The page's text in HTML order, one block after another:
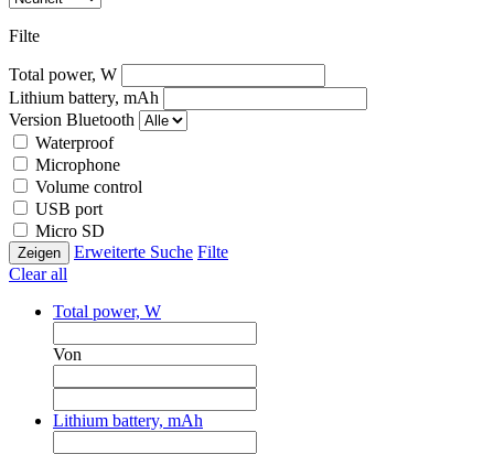
Filte
Total power, W
Lithium battery, mAh
Version Bluetooth
Waterproof
Microphone
Volume control
USB port
Micro SD
Erweiterte Suche Filte
Clear all
Total power, W
Von
Lithium battery, mAh